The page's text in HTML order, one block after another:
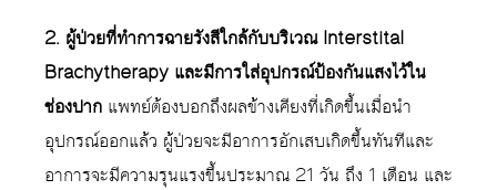
2. ผู้ป่วยที่ทำการฉายรังสีใกล้กับบริเวณ Interstital
Brachytherapy และมีการใส่อุปกรณ์ป้องกันแสงไว้ใน
ช่องปาก แพทย์ต้องบอกถึงผลข้างเคียงที่เกิดขึ้นเมื่อนำ
อุปกรณ์ออกแล้ว ผู้ป่วยจะมีอาการอักเสบเกิดขึ้นทันทีและ
อาการจะมีความรุนแรงขึ้นประมาณ 21 วัน ถึง 1 เดือน และ